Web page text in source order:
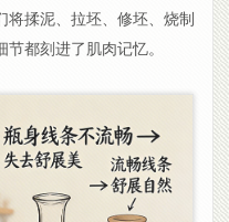
将揉泥、拉坯、修坯、烧制
都刻进了肌肉记忆。